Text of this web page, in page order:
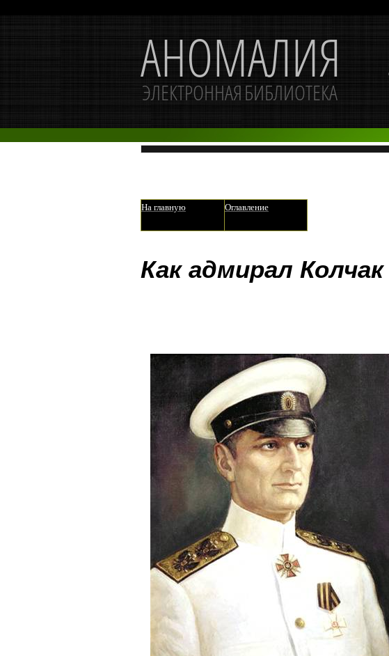
На главную Оглавление
Как адмирал